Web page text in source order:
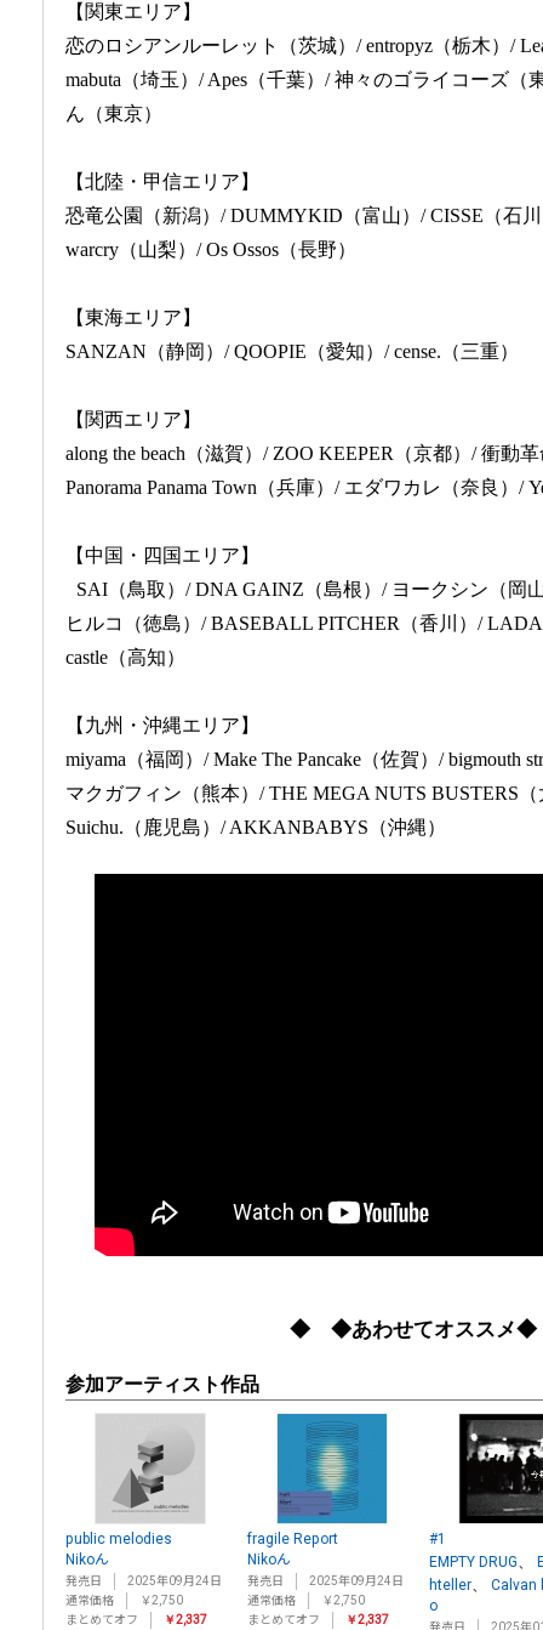
【関東エリア】
恋のロシアンルーレット（茨城）/ entropyz（栃木）/
mabuta（埼玉）/ Apes（千葉）/ 神々のゴライコーズ（
ん（東京）
【北陸・甲信エリア】
恐竜公園（新潟）/ DUMMYKID（富山）/ CISSE（石
warcry（山梨）/ Os Ossos（長野）
【東海エリア】
SANZAN（静岡）/ QOOPIE（愛知）/ cense.（三重）
【関西エリア】
along the beach（滋賀）/ ZOO KEEPER（京都）/ 衝動
Panorama Panama Town（兵庫）/ エダワカレ（奈良）/
【中国・四国エリア】
SAI（鳥取）/ DNA GAINZ（島根）/ ヨークシン（岡
ヒルコ（徳島）/ BASEBALL PITCHER（香川）/
castle（高知）
【九州・沖縄エリア】
miyama（福岡）/ Make The Pancake（佐賀）/ bigmouth
マクガフィン（熊本）/ THE MEGA NUTS BUSTERS
Suichu.（鹿児島）/ AKKANBABYS（沖縄）
◆ ◆あわせてオスス
参加アーティスト作品
public melodies
Nikoん
発売日
2025年09月24日
通常価格
￥2,750
まとめてオフ
￥2,337
fragile Report
Nikoん
発売日
2025年09月24日
通常価格
￥2,750
まとめてオフ
￥2,337
#1
EMPTY DRUG
hteller
Calvan
o
発売日 2025年